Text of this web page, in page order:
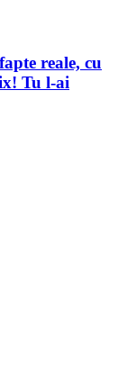
reale, cu
Tu l-ai